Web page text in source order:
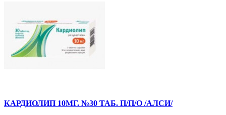
КАРДИОЛИП 10МГ. №30 ТАБ. П/П/О /АЛСИ/